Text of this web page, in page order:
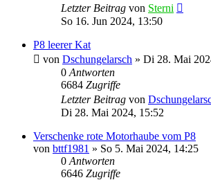
Letzter Beitrag von Sterni
So 16. Jun 2024, 13:50
P8 leerer Kat
von Dschungelarsch » Di 28. Mai
0 Antworten
6684 Zugriffe
Letzter Beitrag von
Di 28. Mai 2024, 15:52
Verschenke rote Motorhaube vom P8
von bttf1981 » So 5. Mai 2024, 14:25
0 Antworten
6646 Zugriffe